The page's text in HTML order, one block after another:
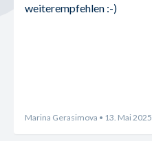
weiterempfehlen :-)
Marina Gerasimova • 13. Mai 2025